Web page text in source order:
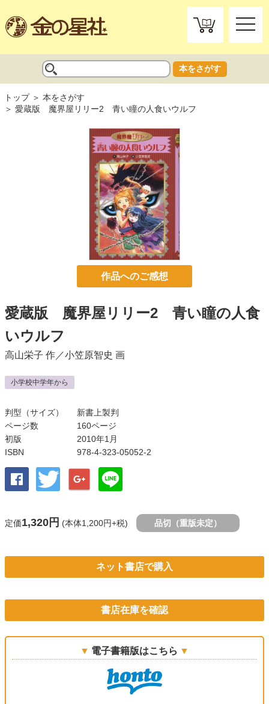
toggle
本をさがす
トップ
本をさがす
愛蔵版 魔界屋リリー2 青い瞳の人食いウルフ
作品へのご感想
愛蔵版 魔界屋リリー2 青い瞳の人食
いウルフ
高山栄子 作／小笠原智史 画
小学校中学年から
判型（サイズ）
新書上製判
ページ数
160ページ
初版
2010年1月
ISBN
978-4-323-05052-2
定価1,320円 (本体1,200円+税) 品切（重版未定）
ネット書店で購入
書店在庫を確認
電子書籍版はこちら